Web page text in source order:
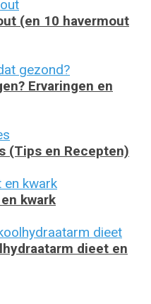
(en 10 havermout
Ervaringen en
(Tips en Recepten)
kwark
dieet en